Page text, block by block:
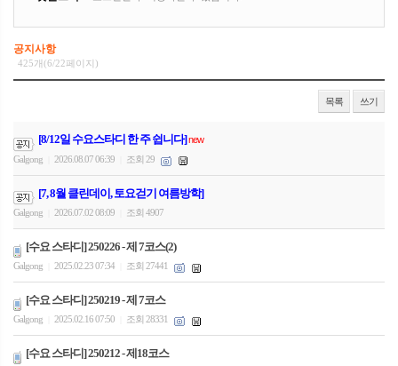
공지사항
425개(6/22페이지)
목록 쓰기
[8/12일 수요스타디 한 주 쉽니다]new
Galgong
2026.08.07 06:39 조회 29
[7, 8월 클린데이, 토요걷기 여름방학]
Galgong 2026.07.02 08:09 조회 4907
[수요 스타디] 250226 - 제 7코스(2)
Galgong 2025.02.23 07:34 조회 27441
[수요 스타디] 250219 - 제 7코스
Galgong 2025.02.16 07:50 조회 28331
[수요 스타디] 250212 - 제18코스